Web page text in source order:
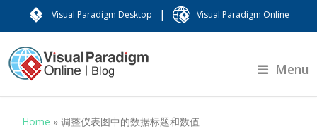
Visual Paradigm Desktop | Visual Paradigm Online
Menu
Home »调整仪表图中的数据标题和数值